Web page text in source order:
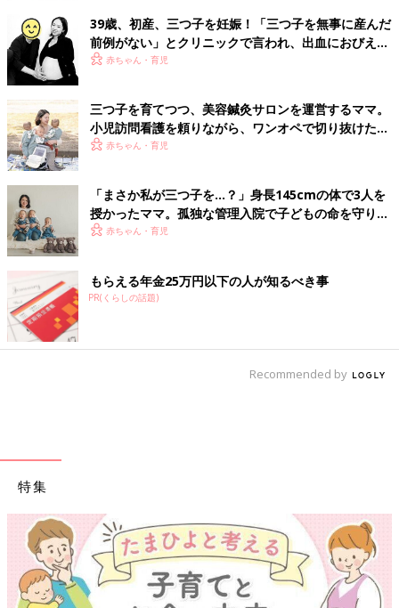
39歳、初産、三つ子を妊娠！「三つ子を無事に産んだ
前例がない」とクリニックで言われ、出血におびえる
日々…【桑子英里アナ・インタビュー】
赤ちゃん・育児
三つ子を育てつつ、美容鍼灸サロンを運営するママ。
小児訪問看護を頼りながら、ワンオペで切り抜けた赤
ちゃん育児！【多胎インタビュー・後編】
赤ちゃん・育児
「まさか私が三つ子を…？」身長145cmの体で3人を
授かったママ。孤独な管理入院で子どもの命を守り抜
いた！【多胎インタビュー・前編】
赤ちゃん・育児
もらえる年金25万円以下の人が知るべき事
PR(くらしの話題)
Recommended by
特集
【ワクチン接種でき